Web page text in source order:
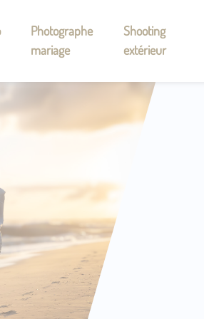
Photographe
mariage
Shooting
extérieur